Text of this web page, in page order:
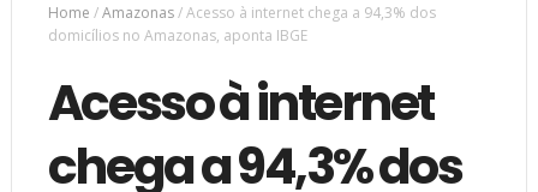
Home /Amazonas/Acesso à internet chega a 94,3% dos
domicílios no Amazonas, aponta IBGE
Acesso à internet
chega a 94,3% dos